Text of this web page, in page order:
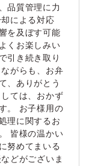
品質管理に力
による対応
を及ぼす可能
くお楽しみい
引き続き取り
がらも、お弁
、ありがとう
ては、おかず
。 お子様用の
理に関するお
皆様の温かい
努めてまいる
どがございま